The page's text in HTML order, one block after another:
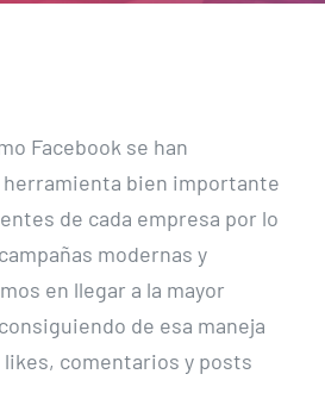
Facebook se han
bien importante
de cada empresa por lo
modernas y
en llegar a la mayor
de esa maneja
likes, comentarios y posts